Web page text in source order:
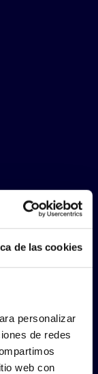
de las cookies
personalizar
de redes
web con